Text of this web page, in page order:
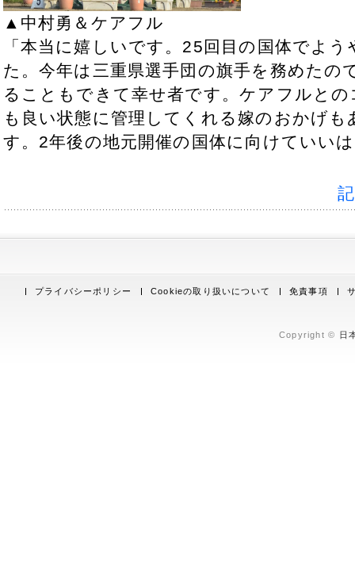
▲中村勇＆ケアフル
「本当に嬉しいです。25回目の国体でよ
た。今年は三重県選手団の旗手を務めたの
ることもできて幸せ者です。ケアフルと
も良い状態に管理してくれる嫁のおかげ
す。2年後の地元開催の国体に向けていい
プライバシーポリシー Cookieの取り扱いについて 免責事項
Copyright © 日